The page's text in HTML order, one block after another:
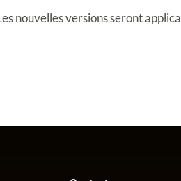
nouvelles versions seront